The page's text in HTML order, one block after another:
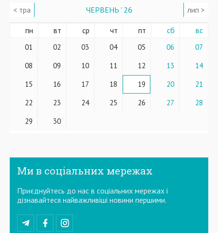
< тра ЧЕРВЕНЬ ' 26 лип >
пн вт ср чт пт сб вс
01 02 03 04 05 06
07
08
09 10 11 12 13
14
15
16 17 18 19 20
21
22
23 24 25 26 27
28
29
30
Ми в соціальних мережах
Приєднуйтесь до нас в соціальних мережах і
дізнавайтеся найважливіші новини першими.